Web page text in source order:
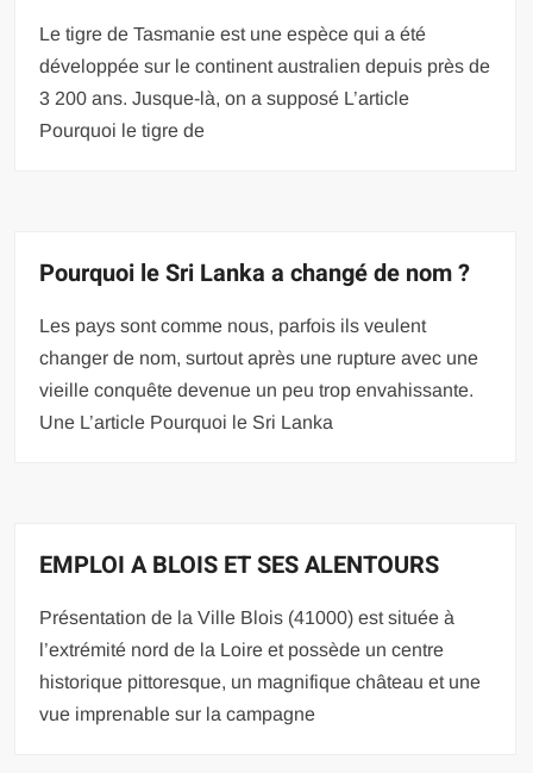
Le tigre de Tasmanie est une espèce qui a été
développée sur le continent australien depuis près de
3 200 ans. Jusque-là, on a supposé L’article
Pourquoi le tigre de
Pourquoi le Sri Lanka a changé de nom ?
Les pays sont comme nous, parfois ils veulent
changer de nom, surtout après une rupture avec une
vieille conquête devenue un peu trop envahissante.
Une L’article Pourquoi le Sri Lanka
EMPLOI A BLOIS ET SES ALENTOURS
Présentation de la Ville Blois (41000) est située à
l’extrémité nord de la Loire et possède un centre
historique pittoresque, un magnifique château et une
vue imprenable sur la campagne